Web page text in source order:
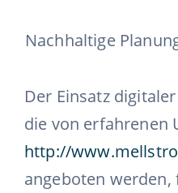
Nachhaltige
Der Einsatz
die von erfahrenen
http://
angeboten